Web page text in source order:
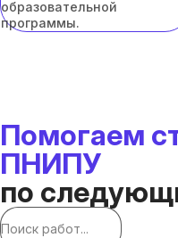
образовательной
программы.
Помогаем
ПНИПУ
по